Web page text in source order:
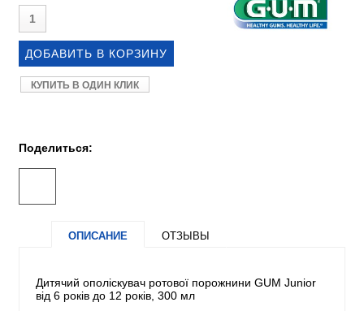
КУПИТЬ В ОДИН КЛИК
Поделиться:
ОПИСАНИЕ ОТЗЫВЫ
Дитячий ополіскувач ротової порожнини GUM Junior
від 6 років до 12 років, 300 мл